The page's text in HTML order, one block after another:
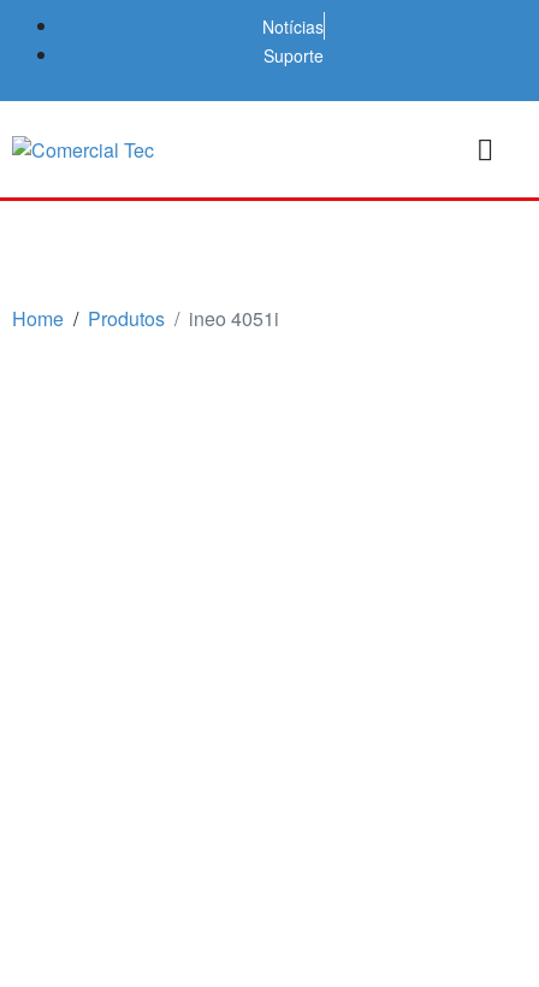
Notícias
Suporte
Home Produtos ineo 4051i